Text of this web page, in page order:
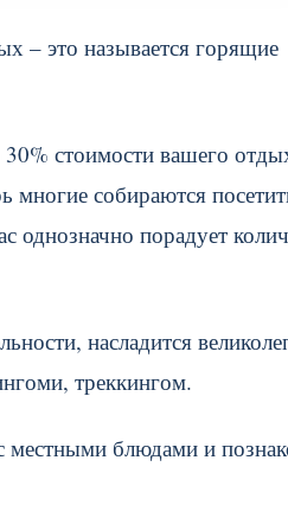
– это называется горящие
стоимости вашего
собираются
порадует
насладится
треккингом.
местными блюдами и